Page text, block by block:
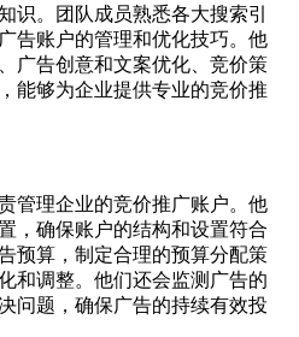
识。团队成员熟悉各大搜索引
告账户的管理和优化技巧。他
广告创意和文案优化、竞价策
能够为企业提供专业的竞价推
管理企业的竞价推广账户。他
，确保账户的结构和设置符合
预算，制定合理的预算分配策
和调整。他们还会监测广告的
问题，确保广告的持续有效投